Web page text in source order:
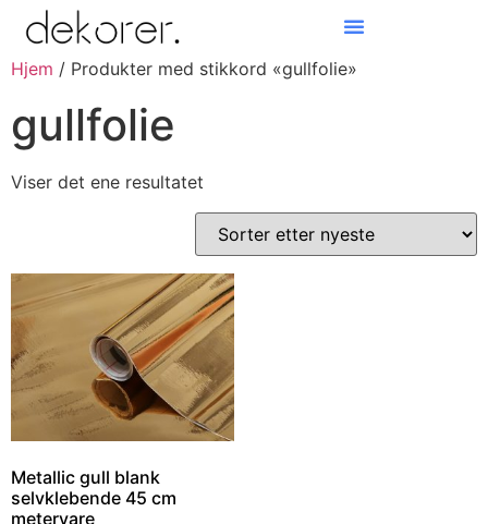
Hjem / Produkter med stikkord «gullfolie»
gullfolie
Viser det ene resultatet
Metallic gull blank
selvklebende 45 cm
metervare